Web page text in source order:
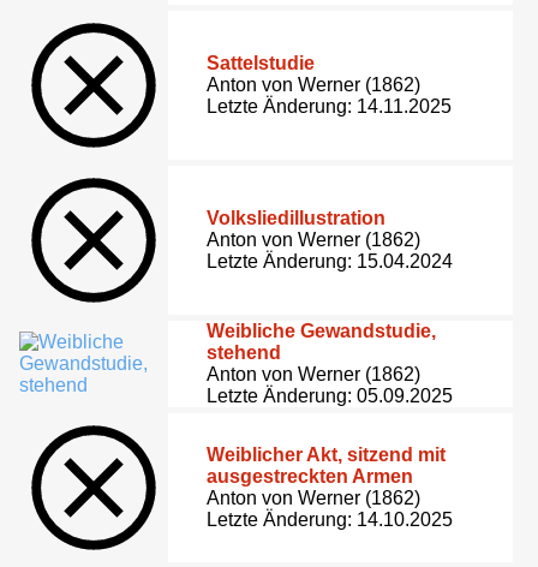
Sattelstudie
Anton von Werner (1862)
Letzte Änderung: 14.11.2025
Volksliedillustration
Anton von Werner (1862)
Letzte Änderung: 15.04.2024
Weibliche Gewandstudie,
stehend
Anton von Werner (1862)
Letzte Änderung: 05.09.2025
Weiblicher Akt, sitzend mit
ausgestreckten Armen
Anton von Werner (1862)
Letzte Änderung: 14.10.2025